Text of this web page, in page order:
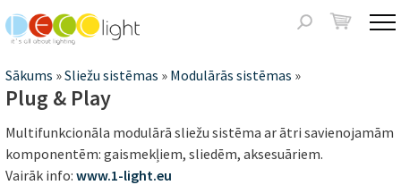
Meklēšanas
Jūs
atrodaties
šeit
Sākums »Sliežu sistēmas » Modulārās sistēmas »
Plug & Play
Multifunkcionāla modulārā sliežu sistēma ar ātri savienojamām
komponentēm: gaismekļiem, sliedēm, aksesuāriem.
Vairāk info: www.1-light.eu